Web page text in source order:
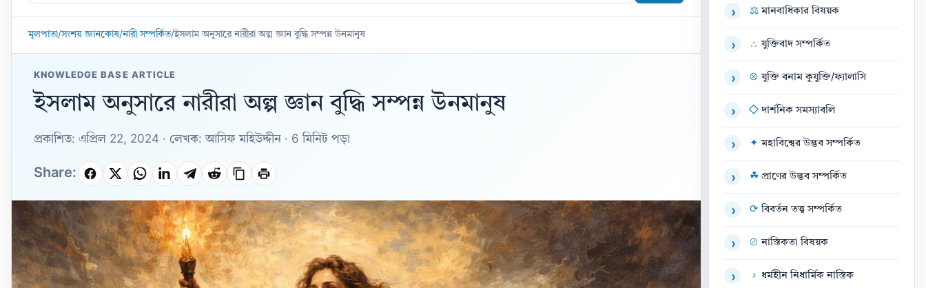
Base
মূলপাতা/সংশয় জ্ঞানকোষ/নারী সম্পর্কিত/ইসলাম অনুসারে নারীরা অল্প জ্ঞান বুদ্ধি সম্পন্ন উনমানুষ
KNOWLEDGE BASE ARTICLE
ইসলাম অনুসারে নারীরা অল্প জ্ঞান বুদ্ধি সম্পন্ন উনমানুষ
প্রকাশিত: এপ্রিল 22, 2024 · লেখক: আসিফ মহিউদ্দীন · 6 মিনিট পড়া
Share:
› ⚖ মানবাধিকার বিষয়ক
› ∴ যুক্তিবাদ সম্পর্কিত
› ⊗ যুক্তি বনাম কুযুক্তি/ফ্যালাসি
› ◇ দার্শনিক সমস্যাবলি
› ✦ মহাবিশ্বের উদ্ভব সম্পর্কিত
› ☘ প্রাণের উদ্ভব সম্পর্কিত
› ⟳ বিবর্তন তত্ত্ব সম্পর্কিত
› ⊘ নাস্তিকতা বিষয়ক
› › ধর্মহীন নিধার্মিক নাস্তিক